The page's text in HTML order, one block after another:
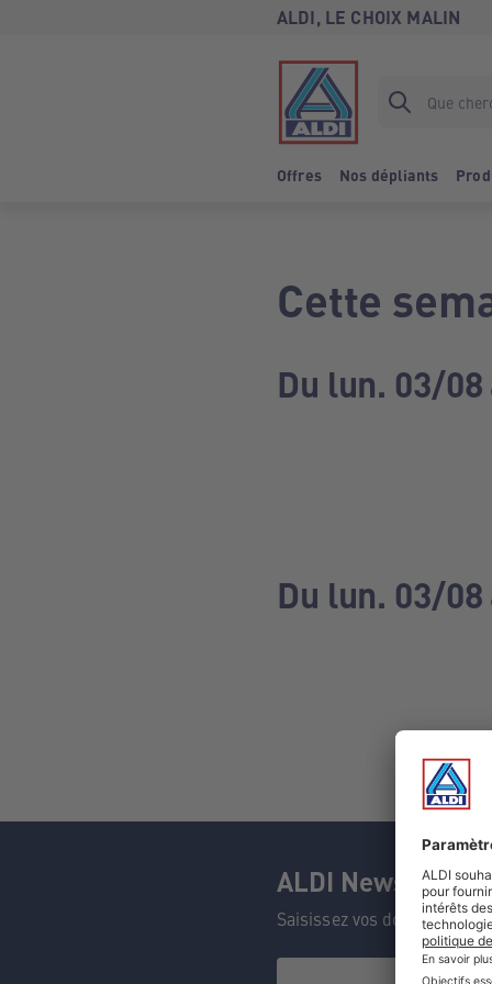
ALDI, LE CHOIX MALIN
Offres Nos dépliants
Cette
Du lun. 03/
Du lun. 03/
ALDI Newsletter
Saisissez vos données et